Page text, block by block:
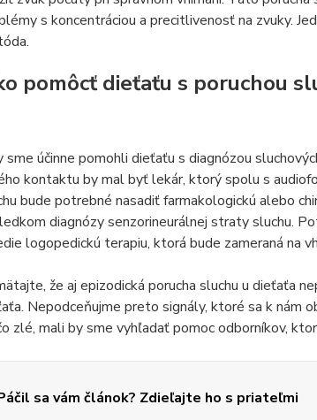
s koncentráciou a precitlivenosť na zvuky.
pomôcť dieťaťu s poruchou
sme účinne pomohli dieťaťu s diagnózou
kontaktu by mal byť lekár, ktorý spolu s
bude potrebné nasadiť farmakologickú alebo
diagnózy senzorineurálnej straty sluchu.
logopedickú terapiu, ktorá bude zameraná na
že aj epizodická porucha sluchu u dieťaťa
Nepodceňujme preto signály, ktoré sa k nám
zlé, mali by sme vyhľadať pomoc odborníkov,
sa vám článok? Zdieľajte ho s priateľmi